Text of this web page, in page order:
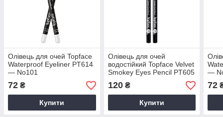
Олівець для очей Topface
Waterproof Eyeliner PT614
— No101
72 ₴
Купити
Олівець для очей
водостійкий Topface Velvet
Smokey Eyes Pencil PT605
— No3
120₴
Купити
—
72